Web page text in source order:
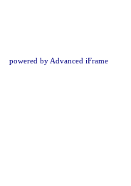
powered by Advanced iFrame